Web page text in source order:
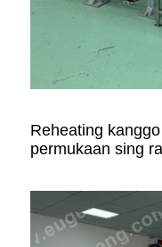
Reheating
permukaan sing